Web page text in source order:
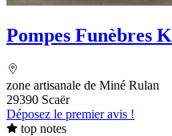
Pompes Funèbres
zone artisanale de Miné Rulan
29390 Scaër
Déposez le premier avis !
top notes